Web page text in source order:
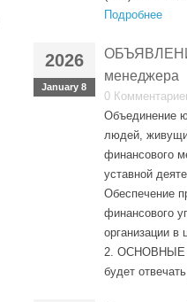
Подробнее
2026
January 8
менеджера
0
Объединение
людей,
финансового
уставной
Обеспечение
финансового
организации в
2. ОСНОВНЫЕ
будет